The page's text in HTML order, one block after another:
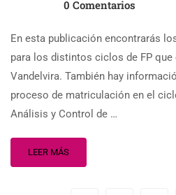
0 Comentarios
En esta publicación encontrarás
para los distintos ciclos de FP que
Vandelvira. También hay
proceso de matriculación en el
Análisis y Control de …
LEER MÁS